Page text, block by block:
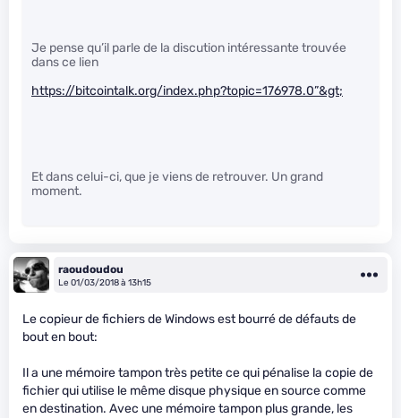
Je pense qu’il parle de la discution intéressante trouvée
dans ce lien
https://bitcointalk.org/index.php?topic=176978.0”&gt;
Et dans celui-ci, que je viens de retrouver. Un grand
moment.
raoudoudou
Le 01/03/2018 à 13h15
Le copieur de fichiers de Windows est bourré de défauts de
bout en bout:
Il a une mémoire tampon très petite ce qui pénalise la copie de
fichier qui utilise le même disque physique en source comme
en destination. Avec une mémoire tampon plus grande, les